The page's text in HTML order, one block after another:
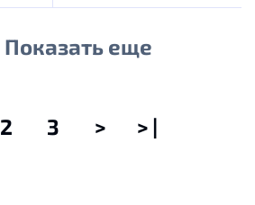
Показать еще
2 3 > > |